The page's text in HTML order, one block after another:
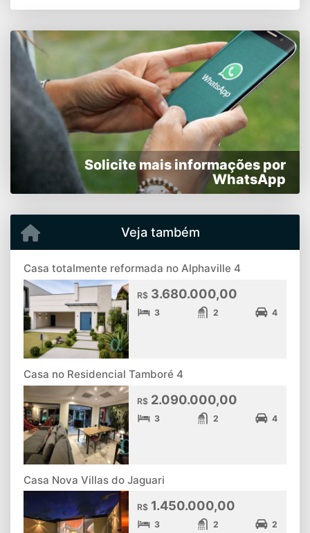
Solicite mais informações por
WhatsApp
Veja também
Casa totalmente reformada no Alphaville 4
R$ 3.680.000,00
3 2 4
Casa no Residencial Tamboré 4
R$ 2.090.000,00
3 2 4
Casa Nova Villas do Jaguari
R$ 1.450.000,00
3 2 2